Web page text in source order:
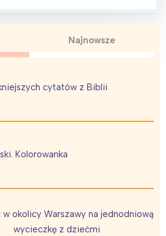
Najnowsze
cytatów z Biblii
Kolorowanka
okolicy Warszawy na jednodniową
wycieczkę z dziećmi